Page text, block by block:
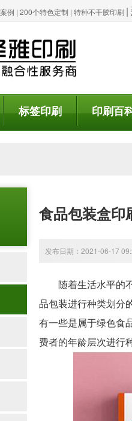
例 | 200个特色定制 | 特种不干胶印刷 |
标签印刷 印刷百
食品包装盒印
发布日期：2021-06-17
随着生活水平的不
品包装进行种类划分
有一些是属于绿色食
费者的年龄层次进行